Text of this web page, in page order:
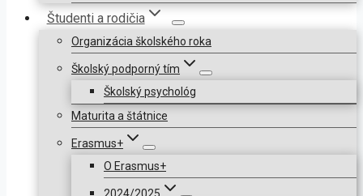
Študenti a rodičia
Organizácia školského roka
Školský podporný tím
Školský psychológ
Maturita a štátnice
Erasmus+
O Erasmus+